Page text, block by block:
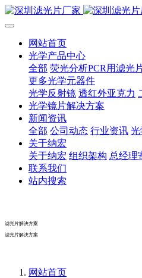
网站首页
光学产品中心
全部 荧光分析PCR用滤光
更多光学元器件
光学反射镜 透红外亚克力
光学镜片解决方案
新闻资讯
全部 公司动态 行业资讯 光
关于纳宏
关于纳宏 组织架构 总经理
联系我们
站内搜索
滤光片解决方案
滤光片解决方案
网站首页